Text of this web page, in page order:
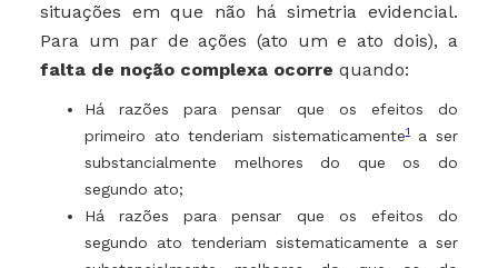
situações em que não há simetria evidencial.
Para um par de ações (ato um e ato dois), a
falta de noção complexa ocorre quando:
Há razões para pensar que os efeitos do
primeiro ato tenderiam sistematicamente1a ser
substancialmente melhores do que os do
segundo ato;
Há razões para pensar que os efeitos do
segundo ato tenderiam sistematicamente a ser